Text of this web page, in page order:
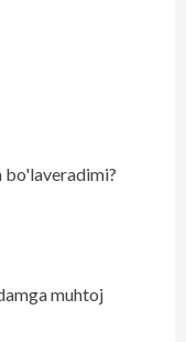
bo'laveradimi?
muhtoj